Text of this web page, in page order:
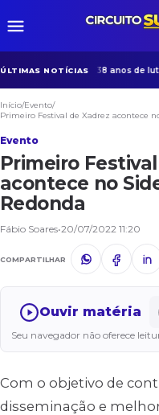
ÚLTIMAS NOTÍCIAS
histórica após 38 anos de luta
Início/Evento/
Primeiro Festival de Xadrez acontece
Evento
Primeiro
acontece no
Redonda
Fábio Soares•20/07/2022 11:20
COMPARTILHAR
Ouvir matéria
Seu navegador não oferece
Com o objetivo de
disseminação e